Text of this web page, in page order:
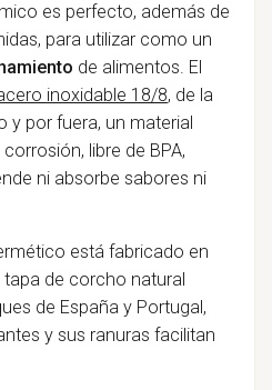
es perfecto, además de
para utilizar como un
de alimentos. El
inoxidable 18/8, de la
y por fuera, un material
libre de BPA,
ni absorbe sabores ni
está fabricado en
tapa de corcho natural
de España y Portugal,
y sus ranuras facilitan